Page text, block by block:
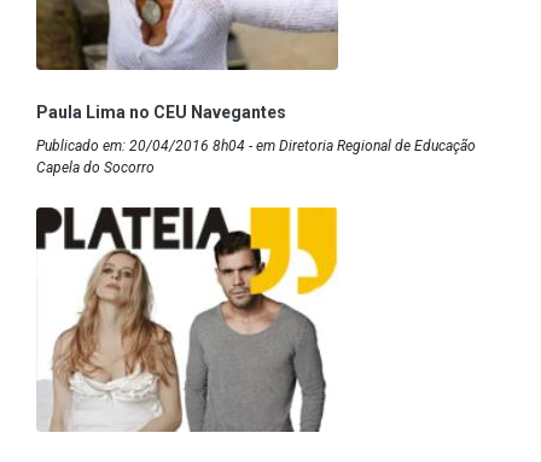
Paula Lima no CEU Navegantes
Publicado em: 20/04/2016 8h04 - em Diretoria Regional de Educação
Capela do Socorro